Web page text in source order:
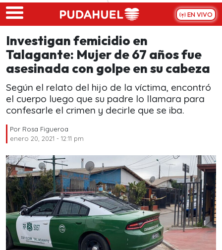
Skip to main content
EN VIVO
Investigan femicidio en
Talagante: Mujer de 67 años fue
asesinada con golpe en su cabeza
Según el relato del hijo de la víctima, encontró
el cuerpo luego que su padre lo llamara para
confesarle el crimen y decirle que se iba.
Por Rosa Figueroa
enero 20, 2021 - 12:11 pm